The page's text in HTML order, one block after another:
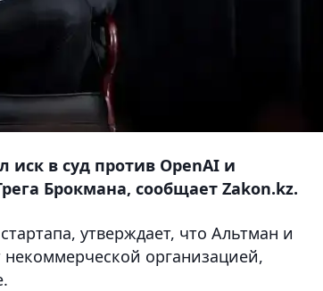
в суд против OpenAI и
Брокмана, сообщает Zakon.kz.
утверждает, что Альтман и
организацией,